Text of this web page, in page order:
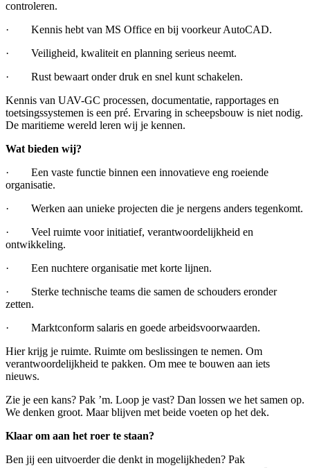
controleren.
· Kennis hebt van MS Office en bij voorkeur AutoCAD.
· Veiligheid, kwaliteit en planning serieus neemt.
· Rust bewaart onder druk en snel kunt schakelen.
Kennis van UAV-GC processen, documentatie, rapportages en
toetsingssystemen is een pré. Ervaring in scheepsbouw is niet nodig.
De maritieme wereld leren wij je kennen.
Wat bieden wij?
· Een vaste functie binnen een innovatieve eng roeiende
organisatie.
· Werken aan unieke projecten die je nergens anders tegenkomt.
· Veel ruimte voor initiatief, verantwoordelijkheid en
ontwikkeling.
· Een nuchtere organisatie met korte lijnen.
· Sterke technische teams die samen de schouders eronder
zetten.
· Marktconform salaris en goede arbeidsvoorwaarden.
Hier krijg je ruimte. Ruimte om beslissingen te nemen. Om
verantwoordelijkheid te pakken. Om mee te bouwen aan iets
nieuws.
Zie je een kans? Pak ’m. Loop je vast? Dan lossen we het samen op.
We denken groot. Maar blijven met beide voeten op het dek.
Klaar om aan het roer te staan?
Ben jij een uitvoerder die denkt in mogelijkheden? Pak